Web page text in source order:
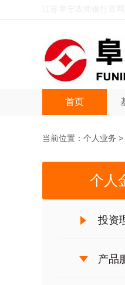
首页
当前位置： 个人业务 >
个人
投资
产品